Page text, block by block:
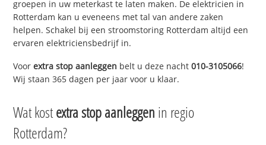
groepen in uw meterkast te laten maken. De elektricien in
Rotterdam kan u eveneens met tal van andere zaken
helpen. Schakel bij een stroomstoring Rotterdam altijd een
ervaren elektriciensbedrijf in.
Voorextra stop aanleggen belt u deze nacht010-3105066!
Wij staan 365 dagen per jaar voor u klaar.
Wat kostextra stop aanleggen in regio
Rotterdam?